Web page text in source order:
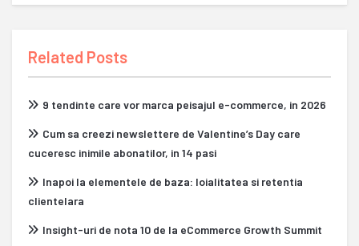
Related Posts
9 tendinte care vor marca peisajul e-commerce, in 2026
Cum sa creezi newslettere de Valentine’s Day care
cuceresc inimile abonatilor, in 14 pasi
Inapoi la elementele de baza: loialitatea si retentia
clientelara
Insight-uri de nota 10 de la eCommerce Growth Summit